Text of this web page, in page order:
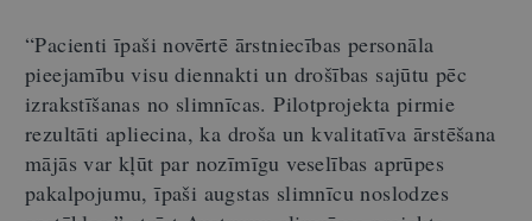
“Pacienti īpaši novērtē ārstniecības personāla
pieejamību visu diennakti un drošības sajūtu pēc
izrakstīšanas no slimnīcas. Pilotprojekta pirmie
rezultāti apliecina, ka droša un kvalitatīva ārstēšana
mājās var kļūt par nozīmīgu veselības aprūpes
pakalpojumu, īpaši augstas slimnīcu noslodzes